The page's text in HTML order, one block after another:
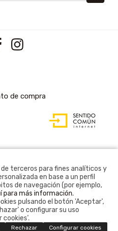
de compra
ACCESIBLE CON
GESTOR DE
CONTENIDOS
terceros para fines analíticos y
en base a un perfil
de navegación (por ejemplo,
para más información.
pulsando el botón 'Aceptar',
o configurar su uso
cookies'.
Rechazar Configurar cookies